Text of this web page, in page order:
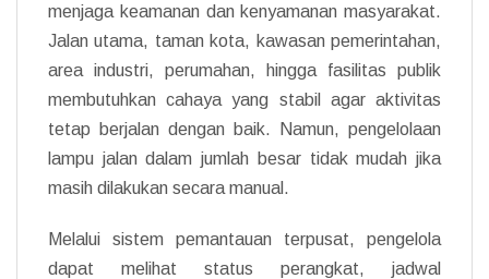
menjaga keamanan dan kenyamanan masyarakat.
Jalan utama, taman kota, kawasan pemerintahan,
area industri, perumahan, hingga fasilitas publik
membutuhkan cahaya yang stabil agar aktivitas
tetap berjalan dengan baik. Namun, pengelolaan
lampu jalan dalam jumlah besar tidak mudah jika
masih dilakukan secara manual.
Melalui sistem pemantauan terpusat, pengelola
dapat melihat status perangkat, jadwal